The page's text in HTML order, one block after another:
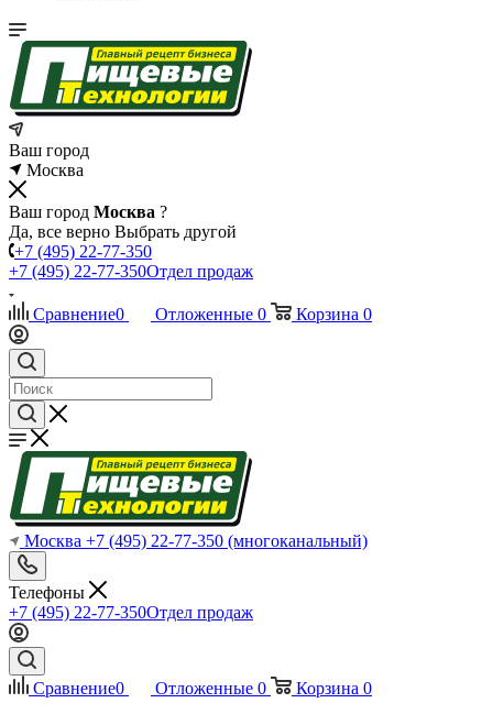
Ваш город
Москва
Ваш город Москва ?
Да, все верно Выбрать другой
+7 (495) 22-77-350
+7 (495) 22-77-350Отдел продаж
Сравнение0 Отложенные 0 Корзина 0
Москва +7 (495) 22-77-350 (многоканальный)
Телефоны
+7 (495) 22-77-350Отдел продаж
Сравнение0 Отложенные 0 Корзина 0